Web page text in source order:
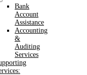
Bank
Account
Assistance
Accounting
&
Auditing
Services